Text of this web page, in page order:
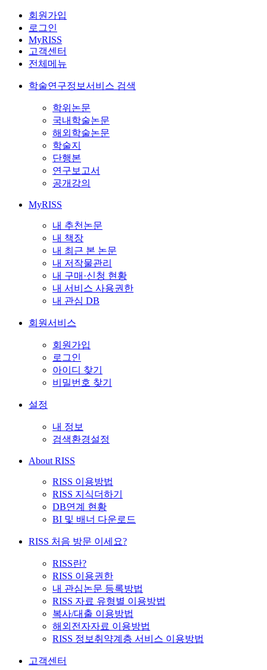
회원가입
로그인
MyRISS
고객센터
전체메뉴
학술연구정보서비스 검색
학위논문
국내학술논문
해외학술논문
학술지
단행본
연구보고서
공개강의
MyRISS
내 추천논문
내 책장
내 최근 본 논문
내 저작물관리
내 구매·신청 현황
내 서비스 사용권한
내 관심 DB
회원서비스
회원가입
로그인
아이디 찾기
비밀번호 찾기
설정
내 정보
검색환경설정
About RISS
RISS 이용방법
RISS 지식더하기
DB연계 현황
BI 및 배너 다운로드
RISS 처음 방문 이세요?
RISS란?
RISS 이용권한
내 관심논문 등록방법
RISS 자료 유형별 이용방법
복사/대출 이용방법
해외전자자료 이용방법
RISS 정보취약계층 서비스 이용방법
고객센터